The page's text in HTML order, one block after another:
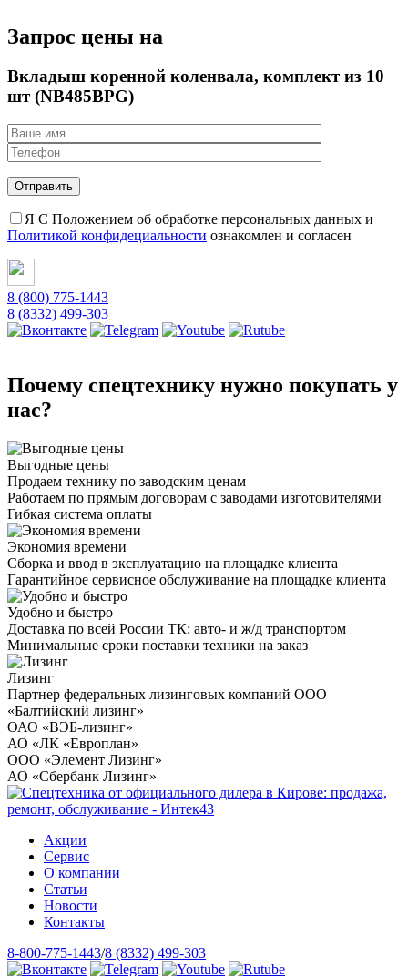
10
(NB485BPG)
Запрос цены на
Вкладыш коренной коленвала, комплект из 10
шт (NB485BPG)
Я С Положением об обработке персональных данных и
Политикой конфидециальности ознакомлен и согласен
8 (800) 775-1443
8 (8332) 499-303
Почему спецтехнику нужно покупать у
нас?
Выгодные цены
Продаем технику по заводским ценам
Работаем по прямым договорам с заводами изготовителями
Гибкая система оплаты
Экономия времени
Сборка и ввод в эксплуатацию на площадке клиента
Гарантийное сервисное обслуживание на площадке клиента
Удобно и быстро
Доставка по всей России ТК: авто- и ж/д транспортом
Минимальные сроки поставки техники на заказ
Лизинг
Партнер федеральных лизинговых компаний ООО
«Балтийский лизинг»
ОАО «ВЭБ-лизинг»
АО «ЛК «Европлан»
ООО «Элемент Лизинг»
АО «Сбербанк Лизинг»
Акции
Сервис
О компании
Статьи
Новости
Контакты
8-800-775-1443/8 (8332) 499-303